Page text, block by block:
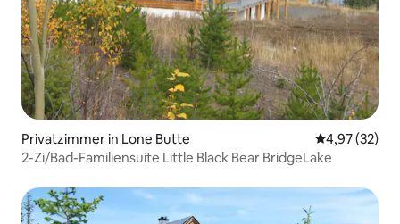
Privatzimmer in Lone Butte
4,97 (32)
2-Zi/Bad-Familiensuite Little Black Bear BridgeLake